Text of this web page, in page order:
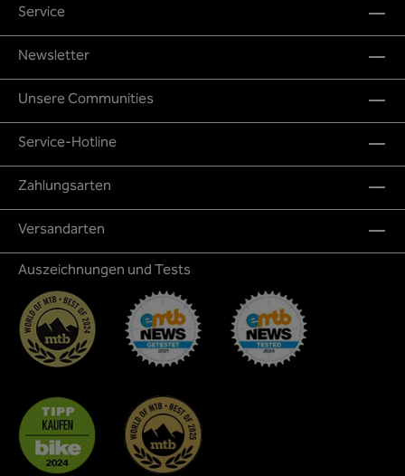
Service
Newsletter
Unsere Communities
Service-Hotline
Zahlungsarten
Versandarten
Auszeichnungen und Tests